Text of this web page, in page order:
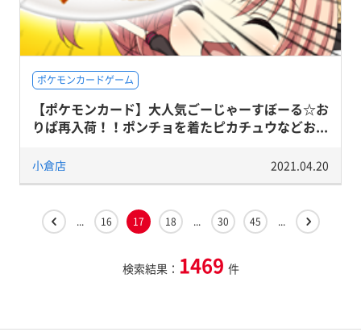
ポケモンカードゲーム
【ポケモンカード】大人気ごーじゃーすぼーる☆お
りぱ再入荷！！ポンチョを着たピカチュウなどお...
小倉店 2021.04.20
... 16 17 18 ... 30 45 ...
検索結果： 1469 件